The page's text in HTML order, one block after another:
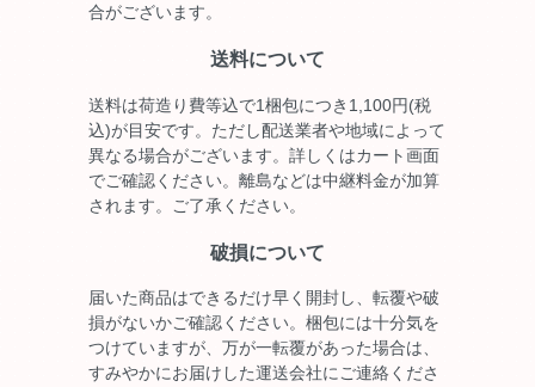
合がございます。
送料について
送料は荷造り費等込で1梱包につき1,100円(税
込)が目安です。ただし配送業者や地域によって
異なる場合がございます。詳しくはカート画面
でご確認ください。離島などは中継料金が加算
されます。ご了承ください。
破損について
届いた商品はできるだけ早く開封し、転覆や破
損がないかご確認ください。梱包には十分気を
つけていますが、万が一転覆があった場合は、
すみやかにお届けした運送会社にご連絡くださ